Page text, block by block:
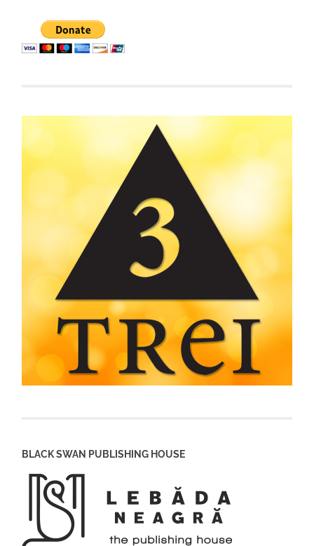
BLACK SWAN PUBLISHING HOUSE